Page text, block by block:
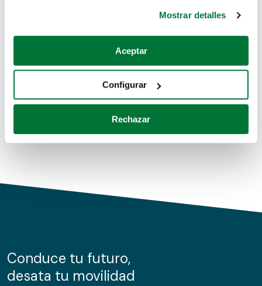
Si lo permite, también quisiéramos:
Recopilar información sobre su ubicación geográfica
Identificar su dispositivo analizándolo activamente
para buscar características específicas (huellas
Obtenga más información sobre cómo se procesan sus
de cookies.
información sobre el uso que haga del sitio web con
nuestros partners de redes sociales, publicidad y análisis
Mostrar detalles
Aceptar
Configurar
Rechazar
Coches de segunda mano
Coches de km0
Conduce tu futuro,
desata tu movilidad